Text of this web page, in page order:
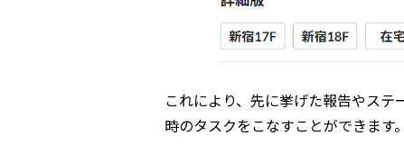
これにより、先に挙げた報告やス
時のタスクをこなすことができます。